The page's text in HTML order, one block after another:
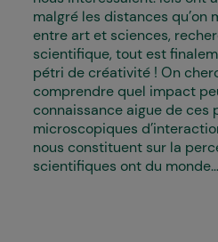
malgré les distances qu’on
entre art et sciences,
scientifique, tout est
pétri de créativité ! On
comprendre quel impact
connaissance aigue de ces
microscopiques
nous constituent sur la
scientifiques ont du